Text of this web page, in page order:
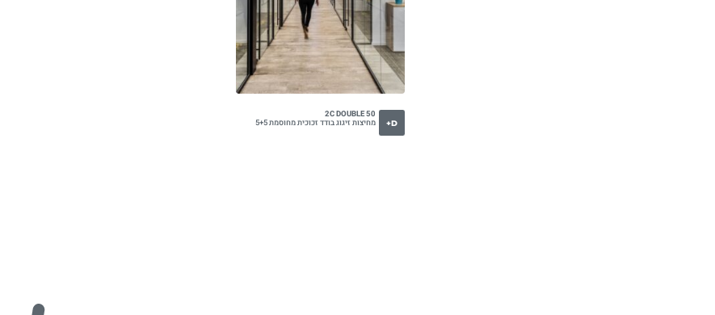
D+
2C DOUBLE 50
מחיצות זיגוג בודד זכוכית מחוסמת 5+5